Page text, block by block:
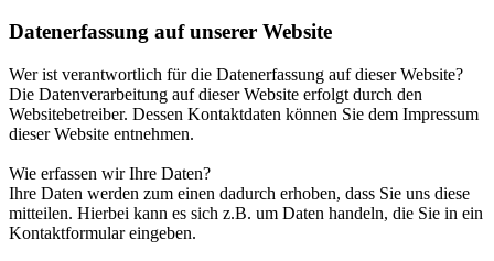
Datenerfassung auf unserer Website
Wer ist verantwortlich für die Datenerfassung auf dieser Website?
Die Datenverarbeitung auf dieser Website erfolgt durch den
Websitebetreiber. Dessen Kontaktdaten können Sie dem Impressum
dieser Website entnehmen.
Wie erfassen wir Ihre Daten?
Ihre Daten werden zum einen dadurch erhoben, dass Sie uns diese
mitteilen. Hierbei kann es sich z.B. um Daten handeln, die Sie in ein
Kontaktformular eingeben.